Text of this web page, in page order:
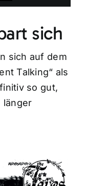
sich
sich auf dem
Talking“ als
so gut,
länger